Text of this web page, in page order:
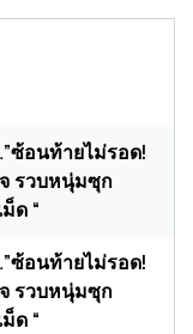
ซ้อนท้ายไม่รอด!
รวบหนุ่มซุก
ด “
ซ้อนท้ายไม่รอด!
รวบหนุ่มซุก
ด “